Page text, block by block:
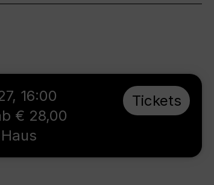
, 16:00
€ 28,00
Tickets